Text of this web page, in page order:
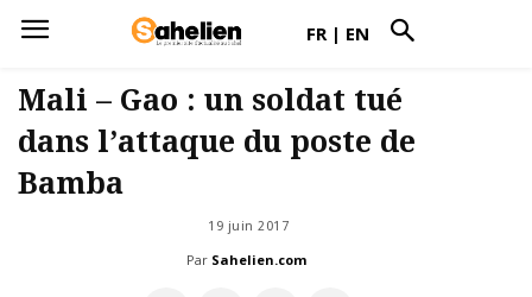
FR | EN
Mali – Gao : un soldat tué
dans l’attaque du poste de
Bamba
19 juin 2017
Par Sahelien.com